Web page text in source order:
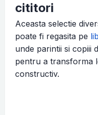
cititori
Aceasta selectie
poate fi regasita pe
unde parintii si copiii
pentru a transforma
constructiv.